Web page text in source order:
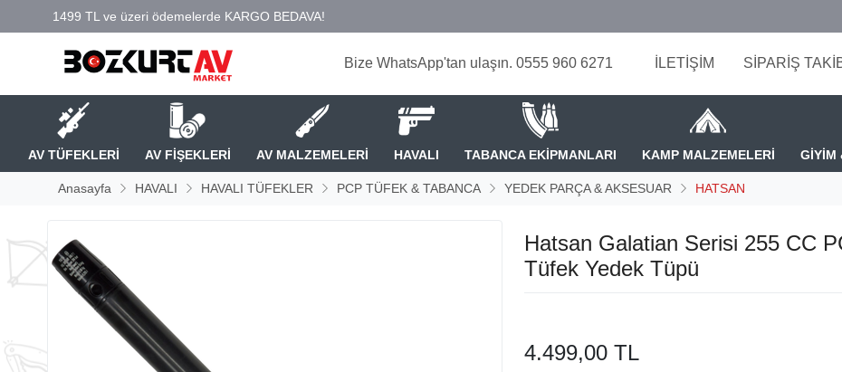
Bize WhatsApp'tan ulaşın. 0555 960 6271 İLETİŞİM SİPARİŞ
AV TÜFEKLERİ AV FİŞEKLERİ AV MALZEMELERİ HAVALI TABANCA EKİPMANLARI KAMP MALZEMELERİ GİYİM
Anasayfa HAVALI HAVALI TÜFEKLER PCP TÜFEK & TABANCA YEDEK PARÇA & AKSESUAR HATSAN
Hatsan Galatian Serisi 255 CC
Tüfek Yedek Tüpü
4.499,00 TL